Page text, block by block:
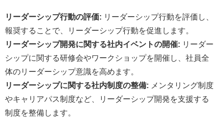
リーダーシップ行動の評価: リーダーシップ行動を評価し、
報奨することで、リーダーシップ行動を促進します。
リーダーシップ開発に関する社内イベントの開催: リーダー
シップに関する研修会やワークショップを開催し、社員全
体のリーダーシップ意識を高めます。
リーダーシップに関する社内制度の整備: メンタリング制度
やキャリアパス制度など、リーダーシップ開発を支援する
制度を整備します。